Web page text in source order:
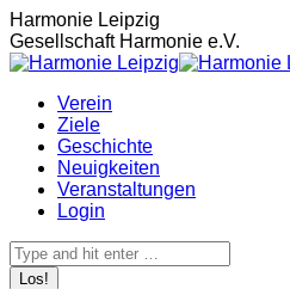
Zum
Inhalt
springen
Harmonie Leipzig
Gesellschaft Harmonie e.V.
Verein
Ziele
Geschichte
Neuigkeiten
Veranstaltungen
Login
Search: